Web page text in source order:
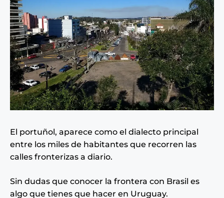
El portuñol, aparece como el dialecto principal
entre los miles de habitantes que recorren las
calles fronterizas a diario.
Sin dudas que conocer la frontera con Brasil es
algo que tienes que hacer en Uruguay.